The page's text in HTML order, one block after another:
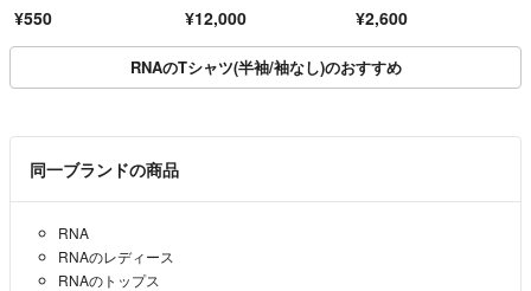
ィース おもしろTシャ
ツ グリーン
¥550 ¥12,000 ¥2,600
RNAのTシャツ(半袖/袖なし)のおすすめ
同一ブランドの商品
RNA
RNAのレディース
RNAのトップス